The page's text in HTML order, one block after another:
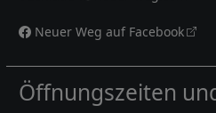
Neuer Weg auf Facebook
Öffnungszeiten